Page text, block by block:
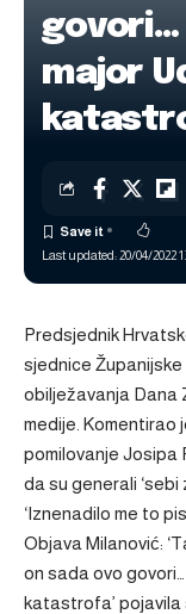
govori…
major
Last updated: 20/04/2022
Predsjednik
sjednice
obilježavanja Dana
medije. Komentirao
pomilovanje Josipa
da su generali ‘sebi
‘Iznenadilo me to
Objava Milanović:
on sada ovo
katastrofa’ pojavila